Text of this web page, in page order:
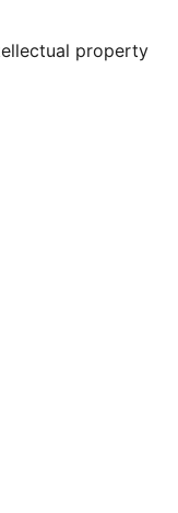
property